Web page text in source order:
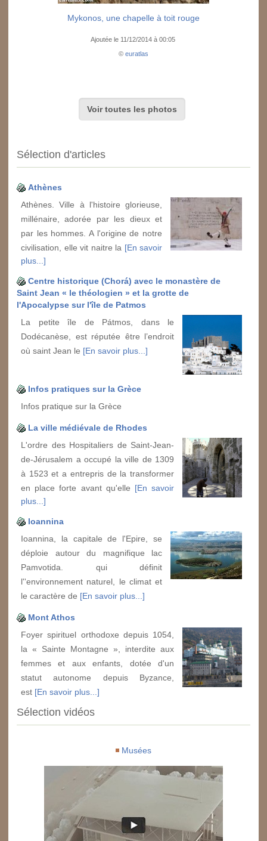
Mykonos, une chapelle à toit rouge
Ajoutée le 11/12/2014 à 00:05
© euratlas
Voir toutes les photos
Sélection d'articles
Athènes
Athènes. Ville à l'histoire glorieuse,
millénaire, adorée par les dieux et
par les hommes. A l'origine de notre
civilisation, elle vit naitre la [En savoir
plus...]
Centre historique (Chorá) avec le monastère de
Saint Jean « le théologien » et la grotte de
l'Apocalypse sur l'île de Patmos
La petite île de Pátmos, dans le
Dodécanèse, est réputée être l’endroit
où saint Jean le [En savoir plus...]
Infos pratiques sur la Grèce
Infos pratique sur la Grèce
La ville médiévale de Rhodes
L'ordre des Hospitaliers de Saint-Jean-
de-Jérusalem a occupé la ville de 1309
à 1523 et a entrepris de la transformer
en place forte avant qu'elle [En savoir
plus...]
Ioannina
Ioannina, la capitale de l'Epire, se
déploie autour du magnifique lac
Pamvotida. qui définit
l''environnement naturel, le climat et
le caractère de [En savoir plus...]
Mont Athos
Foyer spirituel orthodoxe depuis 1054,
la « Sainte Montagne », interdite aux
femmes et aux enfants, dotée d'un
statut autonome depuis Byzance,
est [En savoir plus...]
Sélection vidéos
Musées